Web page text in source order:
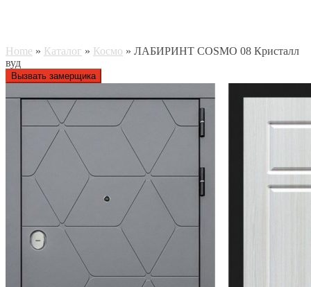
Home » Каталог » Космо » ЛАБИРИНТ COSMO 08 Кристалл
вуд
Вызвать замерщика